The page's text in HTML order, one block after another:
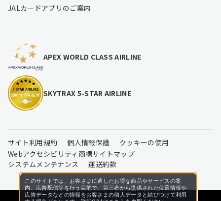
JALカードアプリのご案内
APEX WORLD CLASS AIRLINE
SKYTRAX 5-STAR AIRLINE
サイト利用規約 個人情報保護
クッキーの使用
Webアクセシビリティ 商標サイトマップ
システムメンテナンス
運送約款
このサイトでは、お客さまに適したお得な商品やサービスの案
内、広告配信等を行う目的で、第三者から提供された位置情報や
広告データなどの情報をお客さまの個人データと結びつけて利用